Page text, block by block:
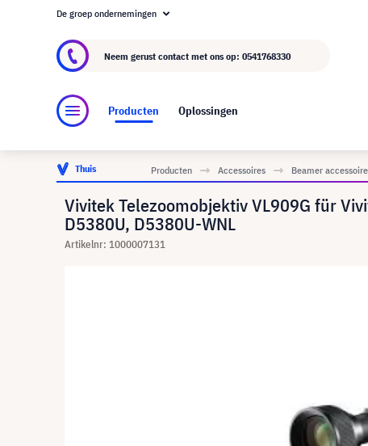
Over visunext.nl
De groep ondernemingen
Neem gerust contact met ons op: 0541768330
Producten Oplossingen
Thuis Producten Accessoires Beamer
Vivitek Telezoomobjektiv VL909G für
D5380U, D5380U-WNL
Artikelnr: 1000007131